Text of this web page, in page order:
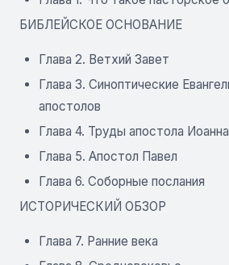
БИБЛЕЙСКОЕ ОСНОВАНИЕ
Глава 2. Ветхий Завет
Глава 3. Синоптические
апостолов
Глава 4. Труды апостола Иоанна
Глава 5. Апостол Павел
Глава 6. Соборные послания
ИСТОРИЧЕСКИЙ ОБЗОР
Глава 7. Ранние века